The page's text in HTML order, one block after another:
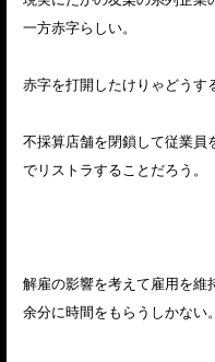
一方赤字らしい。
赤字を打開したけりゃどうす
不採算店舗を閉鎖して従業員
でリストラすることだろう。
解雇の影響を考えて雇用を維
余分に時間をもらうしかない。